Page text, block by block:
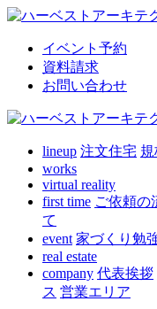
イベント予約
資料請求
お問い合わせ
lineup 注文住宅
works
virtual reality
first time ご依頼の
て
event 家づくり勉
real estate
company 代表挨拶
ス 営業エリア